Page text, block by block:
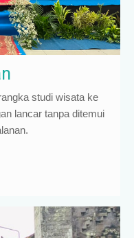
studi wisata ke
lancar tanpa ditemui